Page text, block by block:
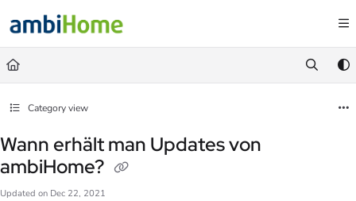
Documentation Index
Fetch the complete documentation index at:
Use this file to discover all available pages before exploring further.
Category view
Wann erhält man Updates von
ambiHome?
Updated on Dec 22, 2021